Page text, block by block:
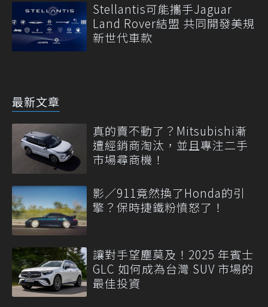
Stellantis可能攜手Jaguar
Land Rover結盟 共同開發美規
新世代車款
最新文章
真的賣不動了？Mitsubishi漸
遭經銷商淘汰，並且專注二手
市場尋商機！
影／911竟然換了Honda的引
擎？保時捷鐵粉憤怒了！
讓對手望塵莫及！2025 年賓士
GLC 如何成為台灣 SUV 市場的
最佳投資